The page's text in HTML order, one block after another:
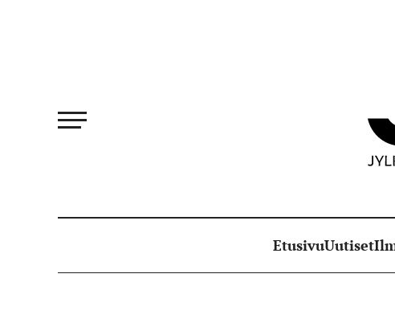
EtusivuUutiset